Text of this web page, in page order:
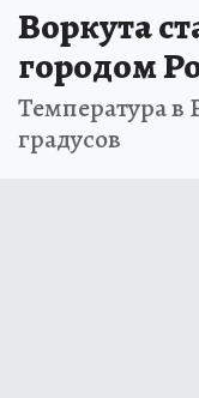
Воркута
городом
Температура в
градусов